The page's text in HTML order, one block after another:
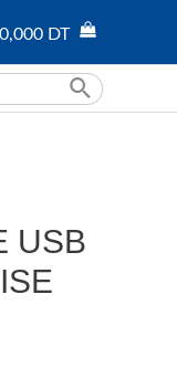
0,000 DT
USB